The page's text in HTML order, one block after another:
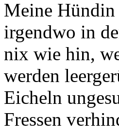
Meine Hündin
irgendwo in
nix wie hin,
werden
Eicheln
Fressen